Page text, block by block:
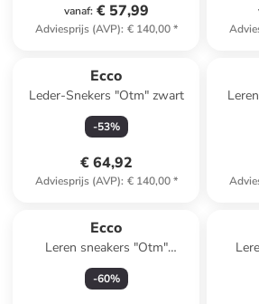
vanaf: € 57,99
Adviesprijs (AVP): € 140,00*
Ecco
Leder-Snekers "Otm" zwart
-53%
€ 64,92
Adviesprijs (AVP): € 140,00*
Ecco
Leren sneakers "Otm"
lichtroze/wit/beige
-60%